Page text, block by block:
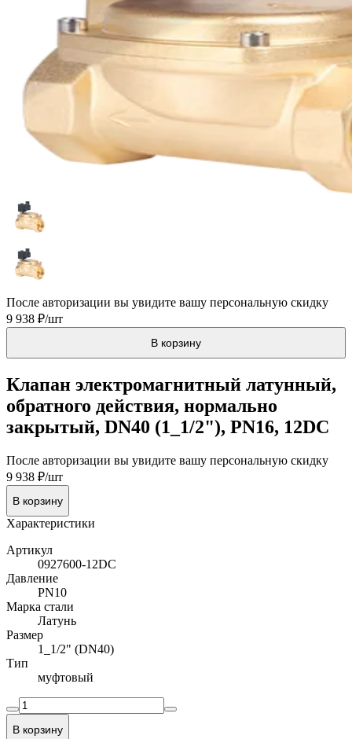
После авторизации вы увидите вашу персональную скидку
9 938 ₽/шт
В корзину
Клапан электромагнитный латунный,
обратного действия, нормально
закрытый, DN40 (1_1/2"), PN16, 12DC
После авторизации вы увидите вашу персональную скидку
9 938 ₽/шт
В корзину
Характеристики
Артикул
0927600-12DC
Давление
PN10
Марка стали
Латунь
Размер
1_1/2" (DN40)
Тип
муфтовый
В корзину